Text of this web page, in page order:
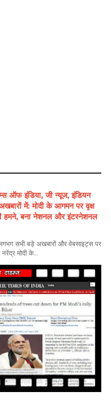
ऑफ इंडिया, जी न्यूज, इंडियन
में: मोदी के आगमन पर वृक्ष
हमने, बना नेशनल और इंटरनेशनल
सभी बड़े अखबारों और वेबसाइट्स पर
मोदी के...